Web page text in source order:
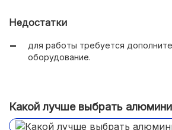
Недостатки
для работы требуется
оборудование.
Какой лучше выбрать